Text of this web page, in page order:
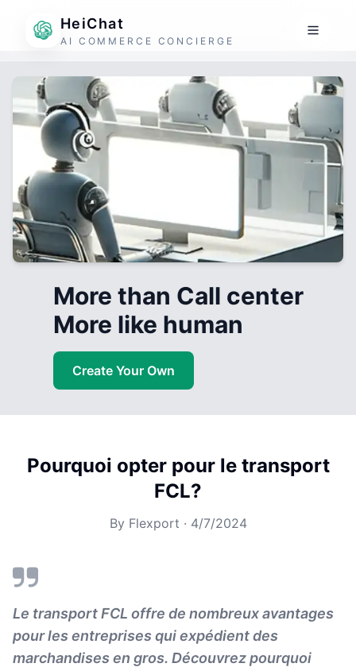
HeiChat
AI COMMERCE CONCIERGE
More than Call center
More like human
Create Your Own
Pourquoi opter pour le transport
FCL?
By Flexport · 4/7/2024
Le transport FCL offre de nombreux avantages
pour les entreprises qui expédient des
marchandises en gros. Découvrez pourquoi